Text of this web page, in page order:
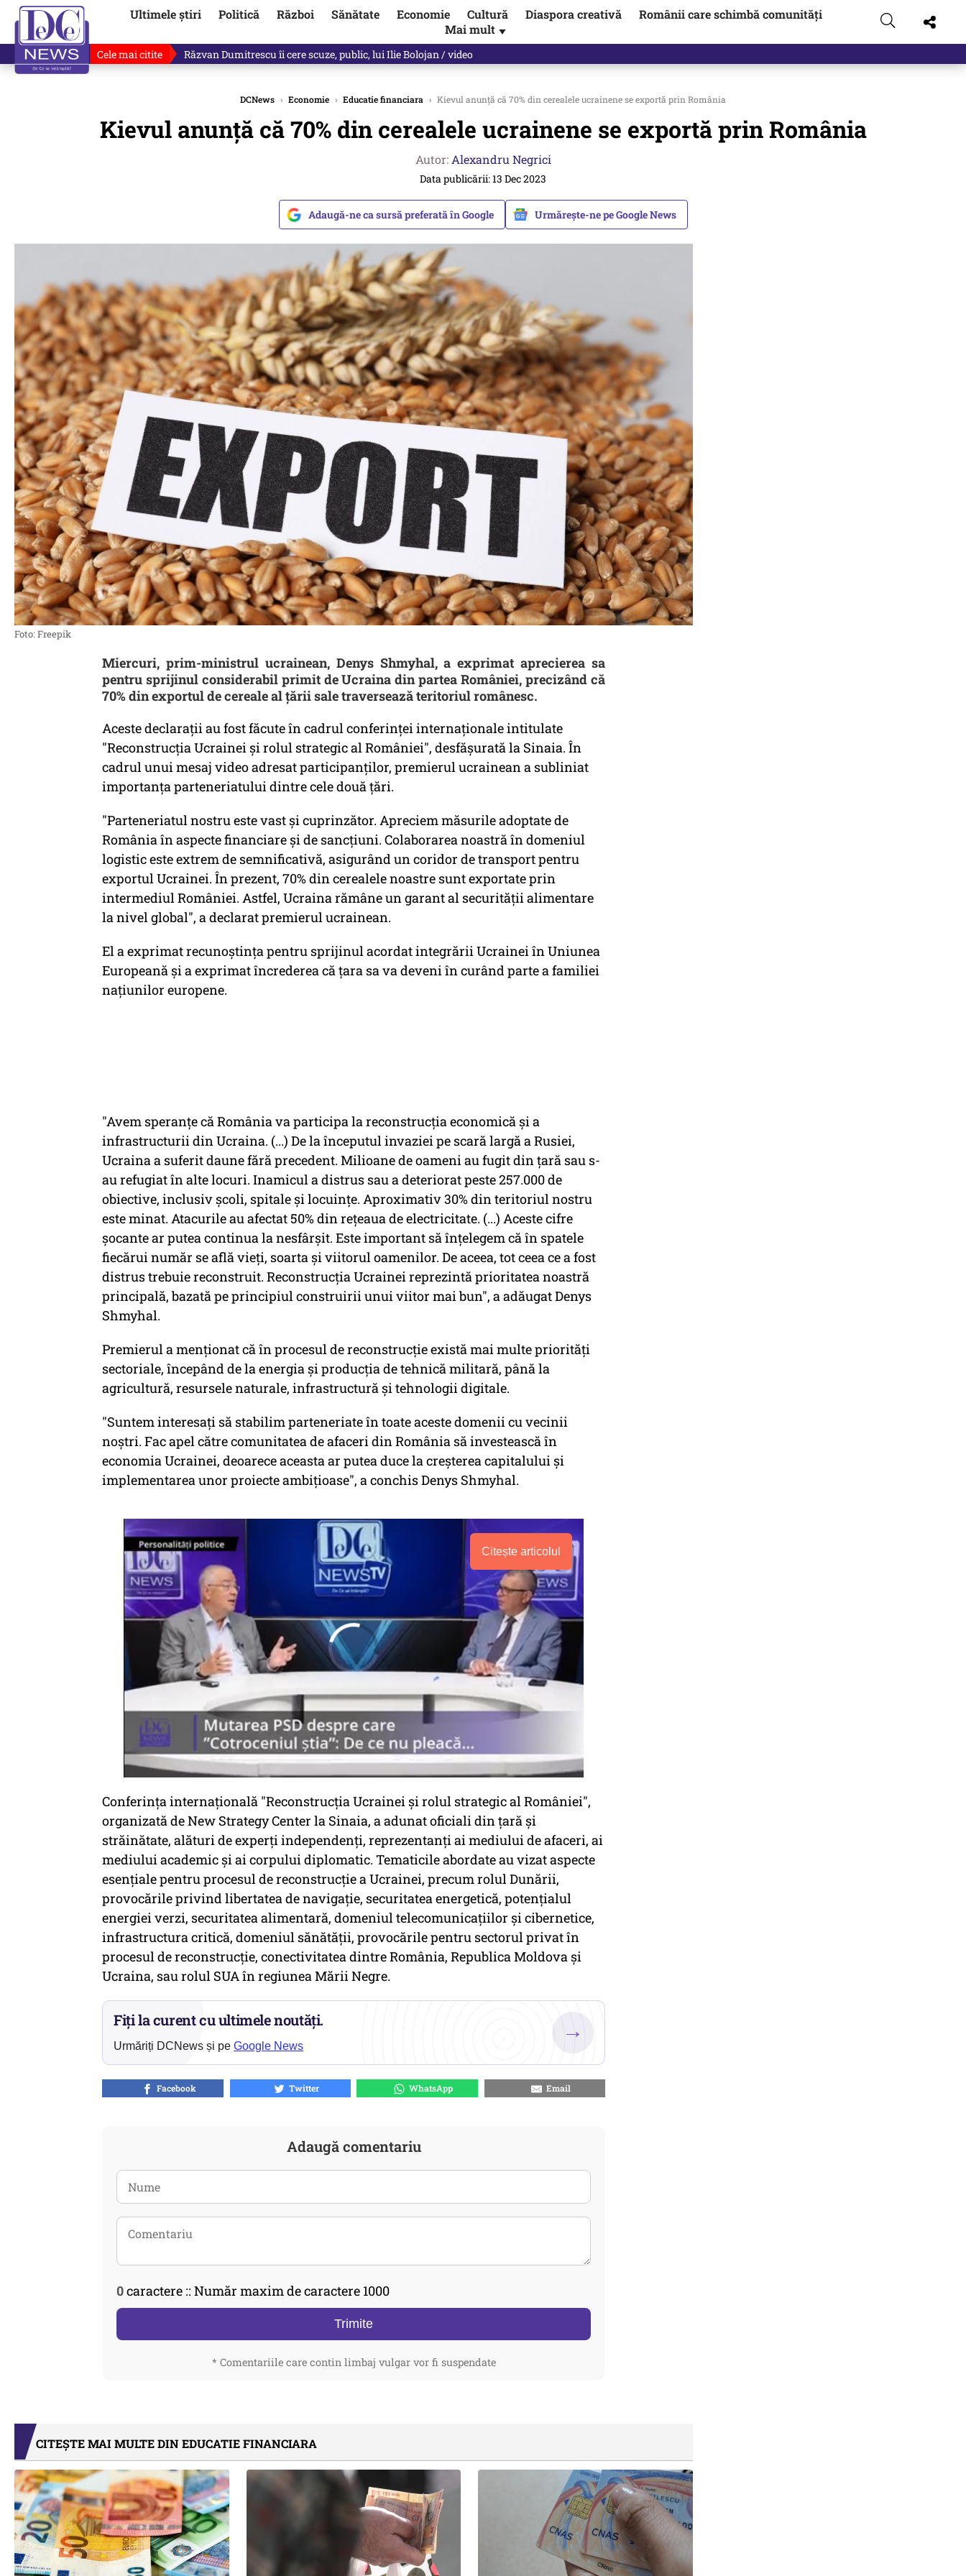
Ultimele știri Politică Război Sănătate Economie Cultură Diaspora creativă
Românii care schimbă comunități
Mai mult ▼
Cele mai citite Răzvan Dumitrescu îi cere scuze, public, lui Ilie Bolojan / video
DCNews › Economie › Educatie financiara › Kievul anunță că 70% din cerealele ucrainene se exportă prin România
Kievul anunță că 70% din cerealele ucrainene se exportă prin România
Autor: Alexandru Negrici
Data publicării: 13 Dec 2023
Adaugă-ne ca sursă preferată în Google Urmărește-ne pe Google News
Foto: Freepik
Miercuri, prim-ministrul ucrainean, Denys Shmyhal, a exprimat aprecierea sa
pentru sprijinul considerabil primit de Ucraina din partea României, precizând că
70% din exportul de cereale al țării sale traversează teritoriul românesc.
Aceste declarații au fost făcute în cadrul conferinței internaționale intitulate
"Reconstrucția Ucrainei și rolul strategic al României", desfășurată la Sinaia. În
cadrul unui mesaj video adresat participanților, premierul ucrainean a subliniat
importanța parteneriatului dintre cele două țări.
"Parteneriatul nostru este vast și cuprinzător. Apreciem măsurile adoptate de
România în aspecte financiare și de sancțiuni. Colaborarea noastră în domeniul
logistic este extrem de semnificativă, asigurând un coridor de transport pentru
exportul Ucrainei. În prezent, 70% din cerealele noastre sunt exportate prin
intermediul României. Astfel, Ucraina rămâne un garant al securității alimentare
la nivel global", a declarat premierul ucrainean.
El a exprimat recunoștința pentru sprijinul acordat integrării Ucrainei în Uniunea
Europeană și a exprimat încrederea că țara sa va deveni în curând parte a familiei
națiunilor europene.
"Avem speranțe că România va participa la reconstrucția economică și a
infrastructurii din Ucraina. (...) De la începutul invaziei pe scară largă a Rusiei,
Ucraina a suferit daune fără precedent. Milioane de oameni au fugit din țară sau s-
au refugiat în alte locuri. Inamicul a distrus sau a deteriorat peste 257.000 de
obiective, inclusiv școli, spitale și locuințe. Aproximativ 30% din teritoriul nostru
este minat. Atacurile au afectat 50% din rețeaua de electricitate. (...) Aceste cifre
șocante ar putea continua la nesfârșit. Este important să înțelegem că în spatele
fiecărui număr se află vieți, soarta și viitorul oamenilor. De aceea, tot ceea ce a fost
distrus trebuie reconstruit. Reconstrucția Ucrainei reprezintă prioritatea noastră
principală, bazată pe principiul construirii unui viitor mai bun", a adăugat Denys
Shmyhal.
Premierul a menționat că în procesul de reconstrucție există mai multe priorități
sectoriale, începând de la energia și producția de tehnică militară, până la
agricultură, resursele naturale, infrastructură și tehnologii digitale.
"Suntem interesați să stabilim parteneriate în toate aceste domenii cu vecinii
noștri. Fac apel către comunitatea de afaceri din România să investească în
economia Ucrainei, deoarece aceasta ar putea duce la creșterea capitalului și
implementarea unor proiecte ambițioase", a conchis Denys Shmyhal.
Citește articolul
Conferința internațională "Reconstrucția Ucrainei și rolul strategic al României",
organizată de New Strategy Center la Sinaia, a adunat oficiali din țară și
străinătate, alături de experți independenți, reprezentanți ai mediului de afaceri, ai
mediului academic și ai corpului diplomatic. Tematicile abordate au vizat aspecte
esențiale pentru procesul de reconstrucție a Ucrainei, precum rolul Dunării,
provocările privind libertatea de navigație, securitatea energetică, potențialul
energiei verzi, securitatea alimentară, domeniul telecomunicațiilor și cibernetice,
infrastructura critică, domeniul sănătății, provocările pentru sectorul privat în
procesul de reconstrucție, conectivitatea dintre România, Republica Moldova și
Ucraina, sau rolul SUA în regiunea Mării Negre.
Fiți la curent cu ultimele noutăți.
Urmăriți DCNews și pe Google News
→
Facebook Twitter WhatsApp Email
Adaugă comentariu
0caractere :: Număr maxim de caractere 1000
Trimite
* Comentariile care contin limbaj vulgar vor fi suspendate
CITEȘTE MAI MULTE DIN EDUCATIE FINANCIARA